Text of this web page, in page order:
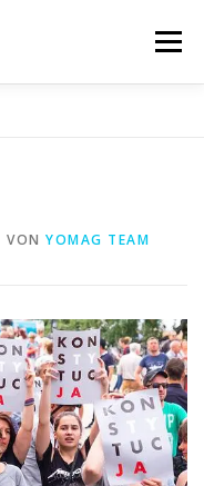
Menü
VON YOMAG TEAM